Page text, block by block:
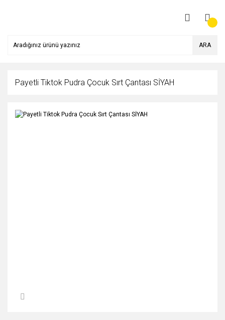
ARA
Payetli Tiktok Pudra Çocuk Sırt Çantası SİYAH